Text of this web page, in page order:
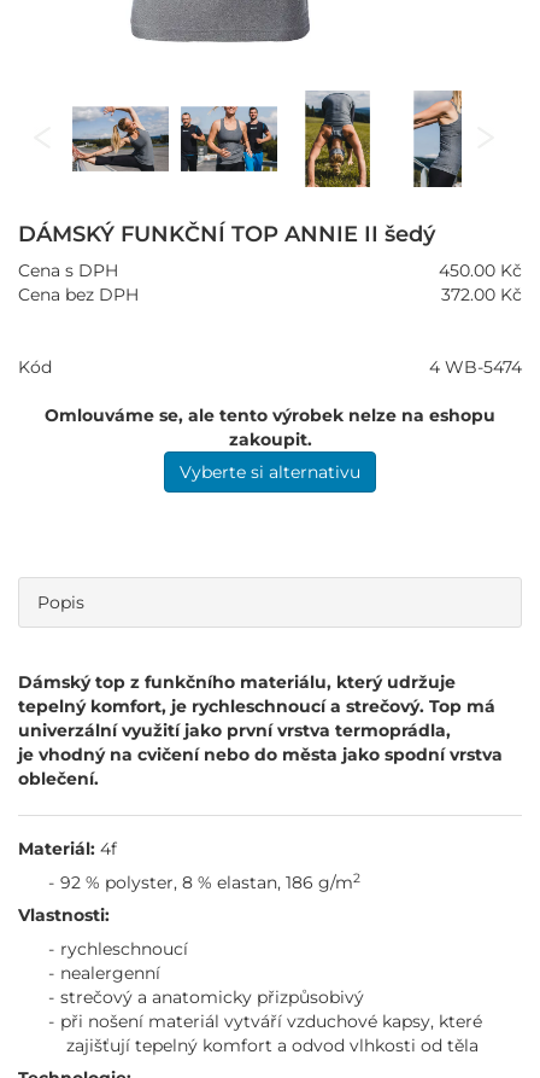
DÁMSKÝ FUNKČNÍ TOP ANNIE II šedý
Cena s DPH
450.00 Kč
Cena bez DPH
372.00 Kč
Kód 4 WB-5474
Omlouváme se, ale tento výrobek nelze na eshopu
zakoupit.
Vyberte si alternativu
Popis
Dámský top z funkčního materiálu, který udržuje
tepelný komfort, je rychleschnoucí a strečový. Top má
univerzální využití jako první vrstva termoprádla,
je vhodný na cvičení nebo do města jako spodní vrstva
oblečení.
Materiál: 4f
92 % polyster, 8 % elastan, 186 g/m2
Vlastnosti:
rychleschnoucí
nealergenní
strečový a anatomicky přizpůsobivý
při nošení materiál vytváří vzduchové kapsy, které
zajišťují tepelný komfort a odvod vlhkosti od těla